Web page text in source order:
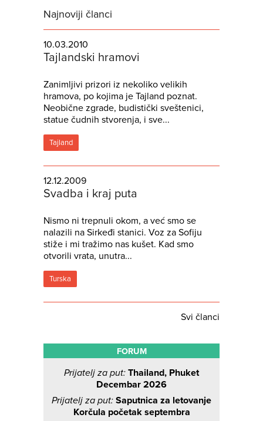
Najnoviji članci
10.03.2010
Tajlandski hramovi
Zanimljivi prizori iz nekoliko velikih
hramova, po kojima je Tajland poznat.
Neobične zgrade, budistički sveštenici,
statue čudnih stvorenja, i sve...
Tajland
12.12.2009
Svadba i kraj puta
Nismo ni trepnuli okom, a već smo se
nalazili na Sirkeđi stanici. Voz za Sofiju
stiže i mi tražimo nas kušet. Kad smo
otvorili vrata, unutra...
Turska
Svi članci
FORUM
Prijatelj za put: Thailand, Phuket
Decembar 2026
Prijatelj za put: Saputnica za letovanje
Korčula početak septembra